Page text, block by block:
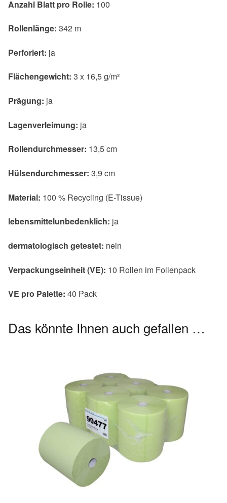
Anzahl Blatt pro Rolle: 100
Rollenlänge: 342 m
Perforiert: ja
Flächengewicht: 3 x 16,5 g/m²
Prägung: ja
Lagenverleimung: ja
Rollendurchmesser: 13,5 cm
Hülsendurchmesser: 3,9 cm
Material: 100 % Recycling (E-Tissue)
lebensmittelunbedenklich: ja
dermatologisch getestet: nein
Verpackungseinheit (VE): 10 Rollen im Folienpack
VE pro Palette: 40 Pack
Das könnte Ihnen auch gefallen …